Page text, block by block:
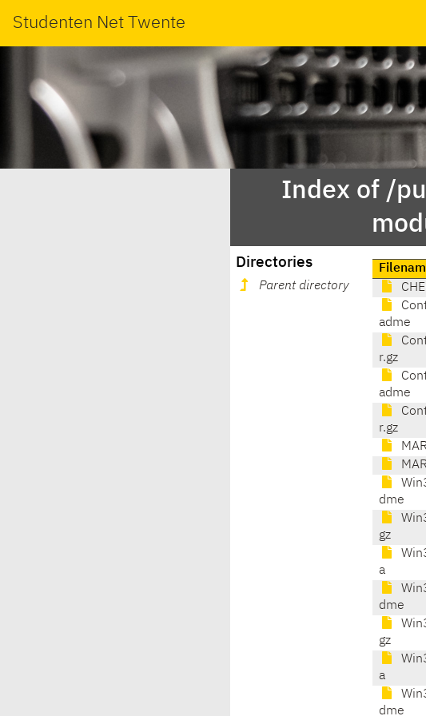
Studenten Net Twente
Index of /
Directories
Parent directory
adme
r.gz
adme
r.gz
dme
gz
a
dme
gz
a
dme